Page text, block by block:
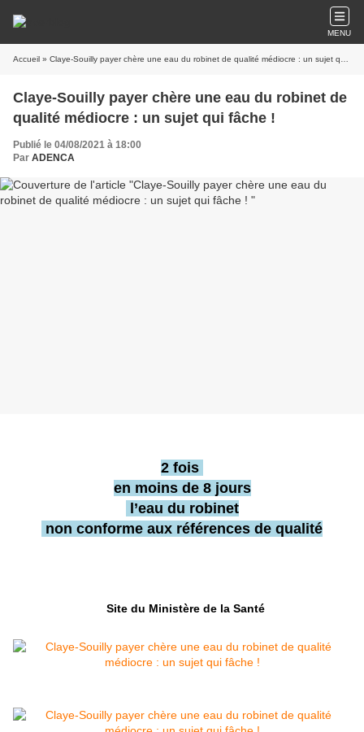
MENU
Accueil » Claye-Souilly payer chère une eau du robinet de qualité médiocre : un sujet qui fâche !
Claye-Souilly payer chère une eau du robinet de
qualité médiocre : un sujet qui fâche !
Publié le 04/08/2021 à 18:00
Par ADENCA
2 fois
en moins de 8 jours
l’eau du robinet
non conforme aux références de qualité
Site du Ministère de la Santé